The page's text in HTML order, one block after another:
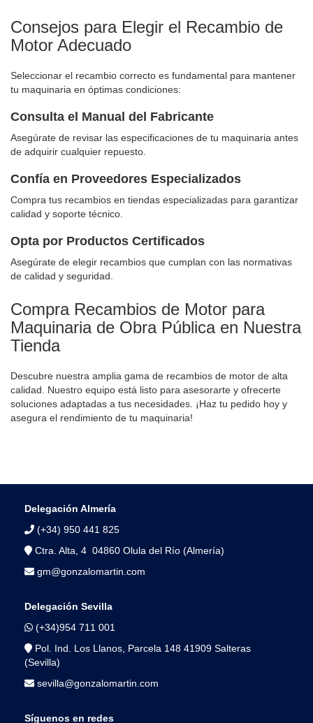
Consejos para Elegir el Recambio de
Motor Adecuado
Seleccionar el recambio correcto es fundamental para mantener
tu maquinaria en óptimas condiciones:
Consulta el Manual del Fabricante
Asegúrate de revisar las especificaciones de tu maquinaria antes
de adquirir cualquier repuesto.
Confía en Proveedores Especializados
Compra tus recambios en tiendas especializadas para garantizar
calidad y soporte técnico.
Opta por Productos Certificados
Asegúrate de elegir recambios que cumplan con las normativas
de calidad y seguridad.
Compra Recambios de Motor para
Maquinaria de Obra Pública en Nuestra
Tienda
Descubre nuestra amplia gama de recambios de motor de alta
calidad. Nuestro equipo está listo para asesorarte y ofrecerte
soluciones adaptadas a tus necesidades. ¡Haz tu pedido hoy y
asegura el rendimiento de tu maquinaria!
Delegación Almería
(+34) 950 441 825
Ctra. Alta, 4 04860 Olula del Río (Almería)
gm@gonzalomartin.com
Delegación Sevilla
(+34)954 711 001
Pol. Ind. Los Llanos, Parcela 148 41909 Salteras
(Sevilla)
sevilla@gonzalomartin.com
Síguenos en redes